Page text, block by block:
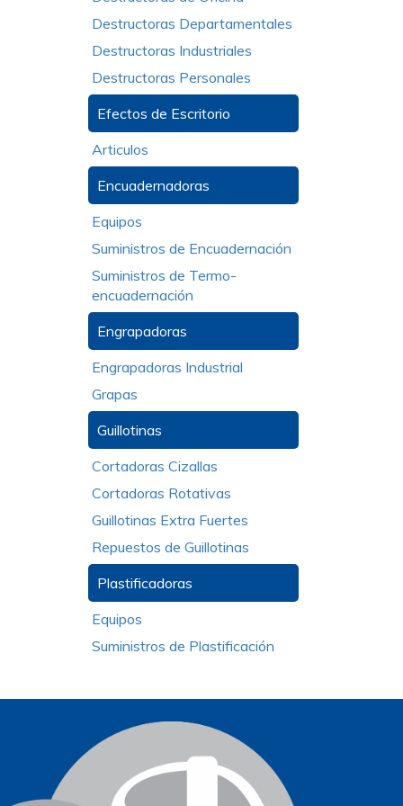
Destructoras Departamentales
Destructoras Industriales
Destructoras Personales
Efectos de Escritorio
Articulos
Encuadernadoras
Equipos
Suministros de Encuadernación
Suministros de Termo-
encuadernación
Engrapadoras
Engrapadoras Industrial
Grapas
Guillotinas
Cortadoras Cizallas
Cortadoras Rotativas
Guillotinas Extra Fuertes
Repuestos de Guillotinas
Plastificadoras
Equipos
Suministros de Plastificación